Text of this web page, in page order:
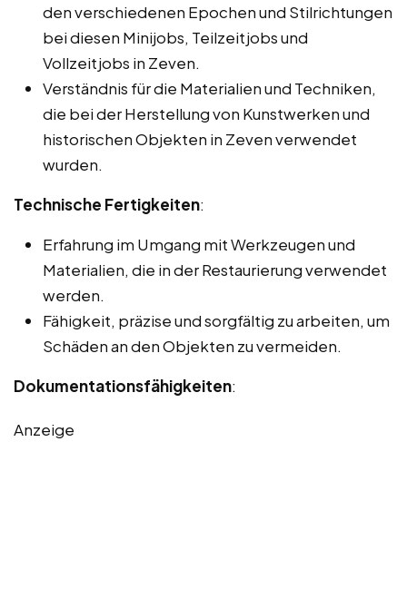
den verschiedenen Epochen und Stilrichtungen
bei diesen Minijobs, Teilzeitjobs und
Vollzeitjobs in Zeven.
Verständnis für die Materialien und Techniken,
die bei der Herstellung von Kunstwerken und
historischen Objekten in Zeven verwendet
wurden.
Technische Fertigkeiten:
Erfahrung im Umgang mit Werkzeugen und
Materialien, die in der Restaurierung verwendet
werden.
Fähigkeit, präzise und sorgfältig zu arbeiten, um
Schäden an den Objekten zu vermeiden.
Dokumentationsfähigkeiten:
Anzeige